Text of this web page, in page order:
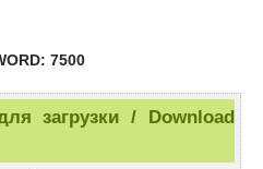
7500
загрузки / Download